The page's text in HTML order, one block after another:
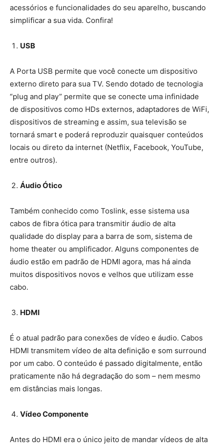
acessórios e funcionalidades do seu aparelho, buscando
simplificar a sua vida. Confira!
USB
A Porta USB permite que você conecte um dispositivo
externo direto para sua TV. Sendo dotado de tecnologia
“plug and play” permite que se conecte uma infinidade
de dispositivos como HDs externos, adaptadores de WiFi,
dispositivos de streaming e assim, sua televisão se
tornará smart e poderá reproduzir quaisquer conteúdos
locais ou direto da internet (Netflix, Facebook, YouTube,
entre outros).
Áudio Ótico
Também conhecido como Toslink, esse sistema usa
cabos de fibra ótica para transmitir áudio de alta
qualidade do display para a barra de som, sistema de
home theater ou amplificador. Alguns componentes de
áudio estão em padrão de HDMI agora, mas há ainda
muitos dispositivos novos e velhos que utilizam esse
cabo.
HDMI
É o atual padrão para conexões de vídeo e áudio. Cabos
HDMI transmitem vídeo de alta definição e som surround
por um cabo. O conteúdo é passado digitalmente, então
praticamente não há degradação do som – nem mesmo
em distâncias mais longas.
Vídeo Componente
Antes do HDMI era o único jeito de mandar vídeos de alta